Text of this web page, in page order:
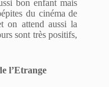
bon enfant mais
du cinéma de
on attend aussi la
sont très positifs,
l’Etrange